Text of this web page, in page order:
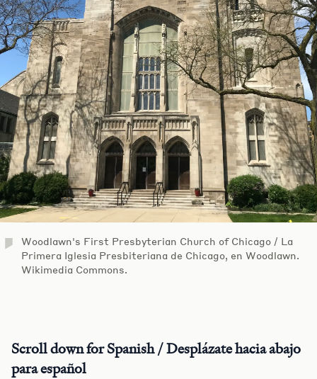
Woodlawn's First Presbyterian Church of Chicago / La
Primera Iglesia Presbiteriana de Chicago, en Woodlawn.
Wikimedia Commons.
Scroll down for Spanish / Desplázate hacia abajo
para español